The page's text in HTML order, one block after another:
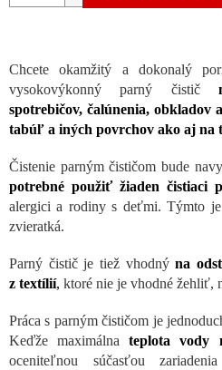
Chcete okamžitý a dokonalý
vysokovýkonný parný čistič
spotrebičov, čalúnenia, obkladov
tabúľ a iných povrchov ako aj na
Čistenie parným čističom bude
potrebné použiť žiaden čistiaci
alergici a rodiny s deťmi. Týmto
zvieratká.
Parný čistič je tiež vhodnýna
z textílií, ktoré nie je vhodné žehliť,
Práca s parným čističom je
Keďže maximálnateplota vody
oceniteľnou súčasťou